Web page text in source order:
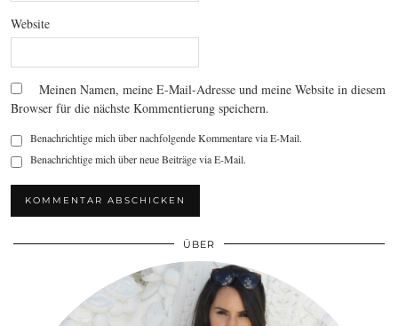
Website
Meinen Namen, meine E-Mail-Adresse und meine Website in diesem
Browser für die nächste Kommentierung speichern.
Benachrichtige mich über nachfolgende Kommentare via E-Mail.
Benachrichtige mich über neue Beiträge via E-Mail.
ÜBER